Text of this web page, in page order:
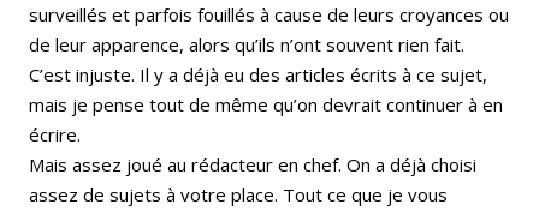
surveillés et parfois fouillés à cause de leurs croyances ou
de leur apparence, alors qu’ils n’ont souvent rien fait.
C’est injuste. Il y a déjà eu des articles écrits à ce sujet,
mais je pense tout de même qu’on devrait continuer à en
écrire.
Mais assez joué au rédacteur en chef. On a déjà choisi
assez de sujets à votre place. Tout ce que je vous